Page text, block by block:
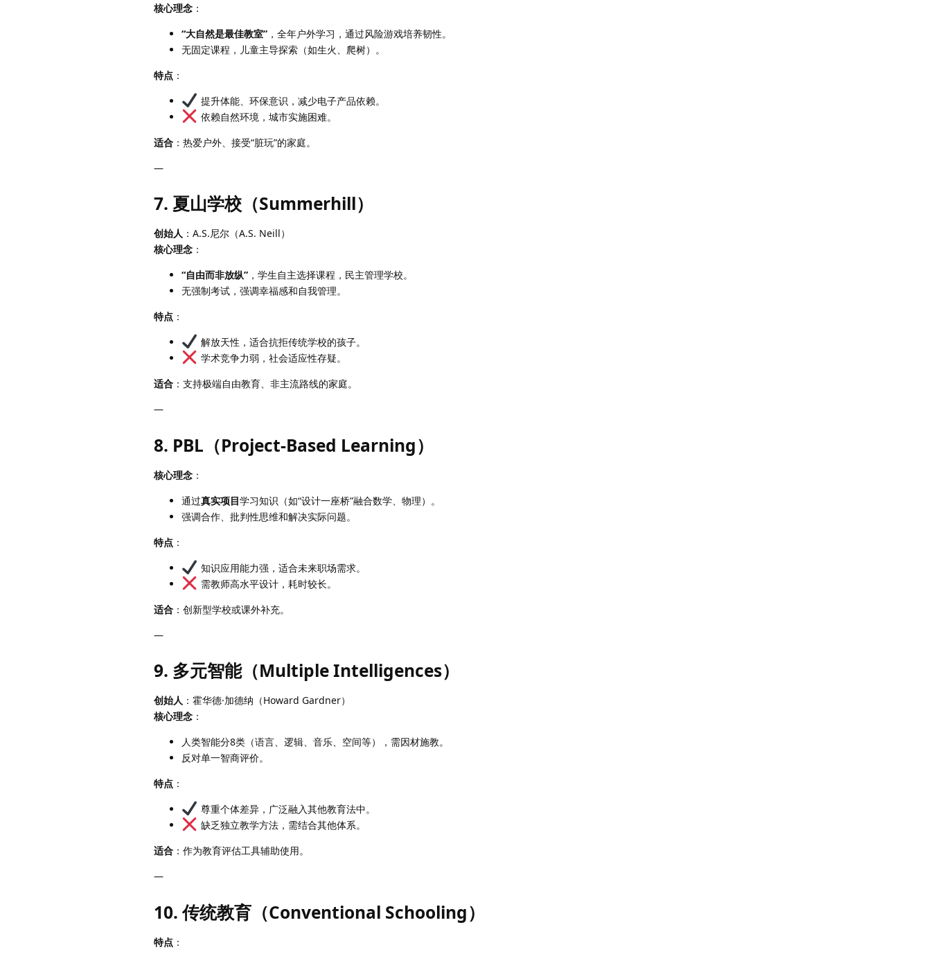
核心理念 ：
“大自然是最佳教室” ，全年户外学习，通过风险游戏培养韧性。
无固定课程，儿童主导探索（如生火、爬树）。
特点 ：
提升体能、环保意识，减少电子产品依赖。
依赖自然环境，城市实施困难。
适合 ：热爱户外、接受“脏玩”的家庭。
—
7. 夏山学校（Summerhill）
创始人 ：A.S.尼尔（A.S. Neill）
核心理念 ：
“自由而非放纵” ，学生自主选择课程，民主管理学校。
无强制考试，强调幸福感和自我管理。
特点 ：
解放天性，适合抗拒传统学校的孩子。
学术竞争力弱，社会适应性存疑。
适合 ：支持极端自由教育、非主流路线的家庭。
—
8. PBL（Project-Based Learning）
核心理念 ：
通过真实项目学习知识（如“设计一座桥”融合数学、物理）。
强调合作、批判性思维和解决实际问题。
特点 ：
知识应用能力强，适合未来职场需求。
需教师高水平设计，耗时较长。
适合 ：创新型学校或课外补充。
—
9. 多元智能（Multiple Intelligences）
创始人 ：霍华德·加德纳（Howard Gardner）
核心理念 ：
人类智能分8类（语言、逻辑、音乐、空间等），需因材施教。
反对单一智商评价。
特点 ：
尊重个体差异，广泛融入其他教育法中。
缺乏独立教学方法，需结合其他体系。
适合 ：作为教育评估工具辅助使用。
—
10. 传统教育（Conventional Schooling）
特点 ：